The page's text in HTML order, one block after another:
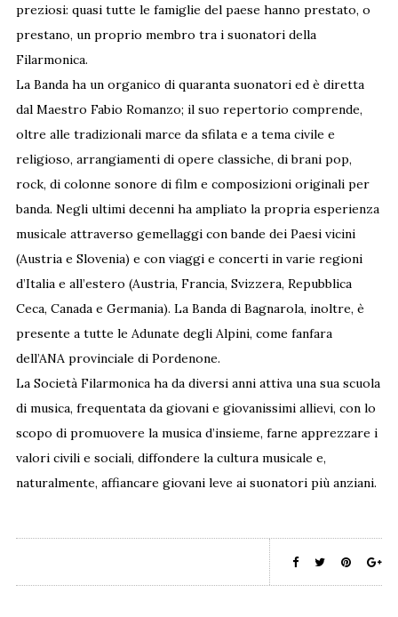
preziosi: quasi tutte le famiglie del paese hanno prestato, o
prestano, un proprio membro tra i suonatori della
Filarmonica.
La Banda ha un organico di quaranta suonatori ed è diretta
dal Maestro Fabio Romanzo; il suo repertorio comprende,
oltre alle tradizionali marce da sfilata e a tema civile e
religioso, arrangiamenti di opere classiche, di brani pop,
rock, di colonne sonore di film e composizioni originali per
banda. Negli ultimi decenni ha ampliato la propria esperienza
musicale attraverso gemellaggi con bande dei Paesi vicini
(Austria e Slovenia) e con viaggi e concerti in varie regioni
d’Italia e all’estero (Austria, Francia, Svizzera, Repubblica
Ceca, Canada e Germania). La Banda di Bagnarola, inoltre, è
presente a tutte le Adunate degli Alpini, come fanfara
dell’ANA provinciale di Pordenone.
La Società Filarmonica ha da diversi anni attiva una sua scuola
di musica, frequentata da giovani e giovanissimi allievi, con lo
scopo di promuovere la musica d’insieme, farne apprezzare i
valori civili e sociali, diffondere la cultura musicale e,
naturalmente, affiancare giovani leve ai suonatori più anziani.